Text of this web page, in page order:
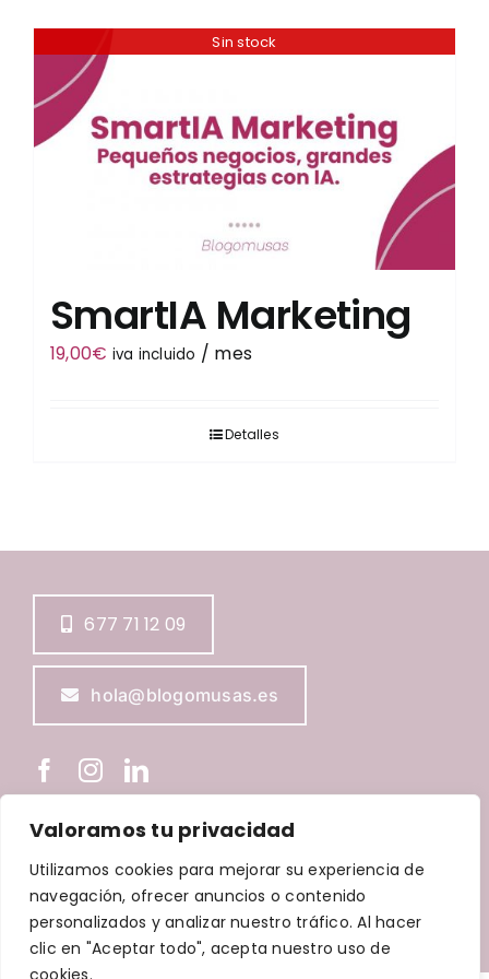
Valoramos tu privacidad
Utilizamos cookies para mejorar su experiencia de
navegación, ofrecer anuncios o contenido
personalizados y analizar nuestro tráfico. Al hacer
clic en "Aceptar todo", acepta nuestro uso de
cookies.
Tienda
Sin stock
SmartIA Marketing
19,00€ iva incluido / mes
Detalles
677 71 12 09
hola@blogomusas.es
BLOGOMUSAS © Copyright2026 |Aviso Legal|Política de
Privacidad| Política de Cookies|Política de accesibilidad
| Diseñada por
Waricreative | Todos los derechos